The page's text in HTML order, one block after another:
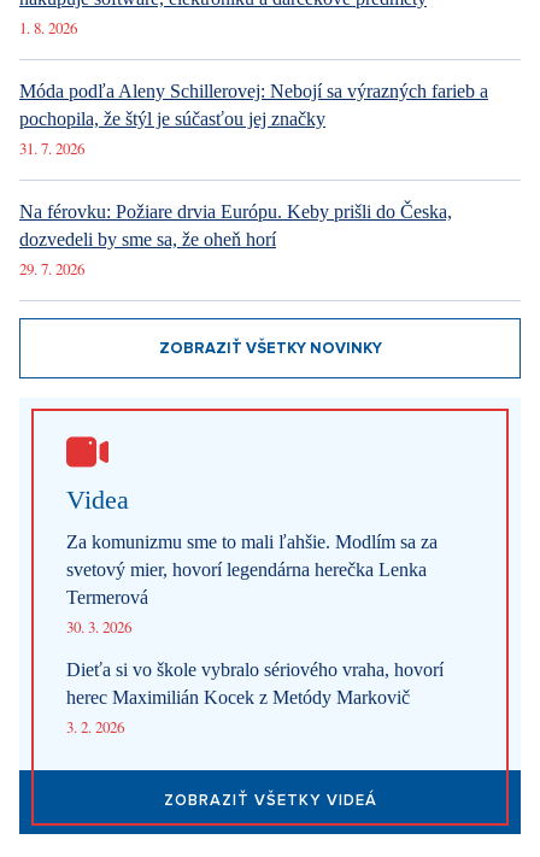
DESIGN
6. 8. 2026
Luxusné bývanie v Prahe – Novinky v ponuke
Luxusné bývanie v Prahe – Novinky v ponuke
Najnovšie články
Ako Prague Pride prestal šokovať. Z kultúrnej vojny sa stal bežný
pražský festival
5. 8. 2026
Beriem si mormóna: Nepije alkohol ani kávu, sex si necháva až
po svadbe. Cirkev radí, ako na prvé rande
4. 8. 2026
Internetové obchody dobývajú sociálne siete. Najviac ľudí
nakupuje software, elektroniku a darčekové predmety
1. 8. 2026
Móda podľa Aleny Schillerovej: Nebojí sa výrazných farieb a
pochopila, že štýl je súčasťou jej značky